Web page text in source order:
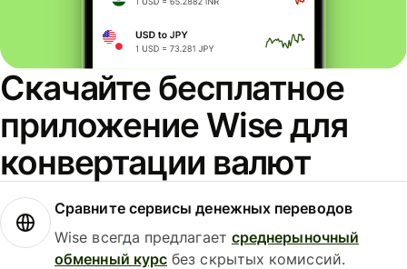
Скачайте бесплатное
приложение Wise для
конвертации валют
Сравните сервисы денежных переводов
Wise всегда предлагает среднерыночный
обменный курс без скрытых комиссий.